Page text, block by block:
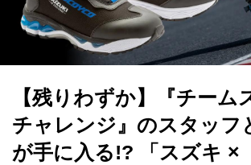
【残りわずか】『チーム
チャレンジ』のスタッフ
が手に入る!? 「スズキ ×